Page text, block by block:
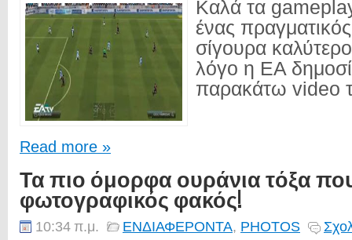
Καλά τα
ένας
σίγουρα
λόγο η EA
παρακάτω video
Read more »
Τα πιο όμορφα ουράνια τόξα
φωτογραφικός φακός!
10:34 π.μ. ΕΝΔΙΑΦΕΡΟΝΤΑ, PHOTOS